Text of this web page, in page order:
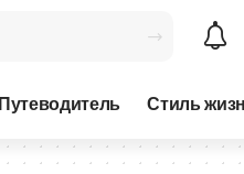
Путеводитель Стиль